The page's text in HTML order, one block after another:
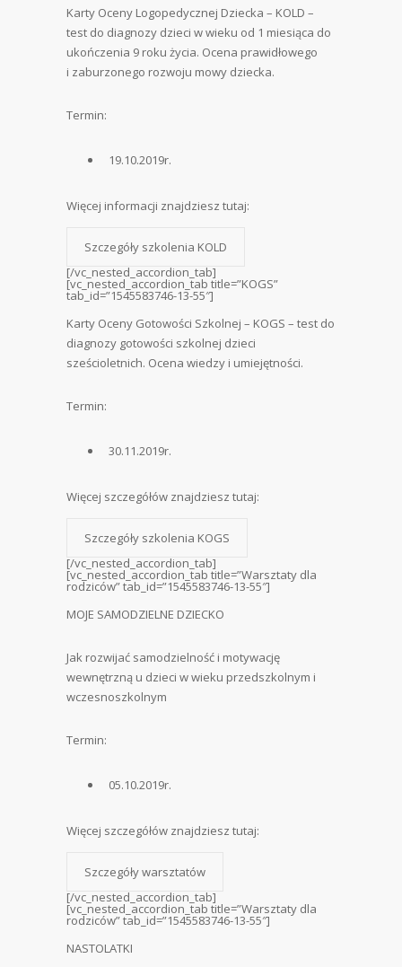
Karty Oceny Logopedycznej Dziecka – KOLD –
test do diagnozy dzieci w wieku od 1 miesiąca do
ukończenia 9 roku życia. Ocena prawidłowego
i zaburzonego rozwoju mowy dziecka.
Termin:
19.10.2019r.
Więcej informacji znajdziesz tutaj:
Szczegóły szkolenia KOLD
[/vc_nested_accordion_tab]
[vc_nested_accordion_tab title=”KOGS”
tab_id=”1545583746-13-55″]
Karty Oceny Gotowości Szkolnej – KOGS – test do
diagnozy gotowości szkolnej dzieci
sześcioletnich. Ocena wiedzy i umiejętności.
Termin:
30.11.2019r.
Więcej szczegółów znajdziesz tutaj:
Szczegóły szkolenia KOGS
[/vc_nested_accordion_tab]
[vc_nested_accordion_tab title=”Warsztaty dla
rodziców” tab_id=”1545583746-13-55″]
MOJE SAMODZIELNE DZIECKO
Jak rozwijać samodzielność i motywację
wewnętrzną u dzieci w wieku przedszkolnym i
wczesnoszkolnym
Termin:
05.10.2019r.
Więcej szczegółów znajdziesz tutaj:
Szczegóły warsztatów
[/vc_nested_accordion_tab]
[vc_nested_accordion_tab title=”Warsztaty dla
rodziców” tab_id=”1545583746-13-55″]
NASTOLATKI